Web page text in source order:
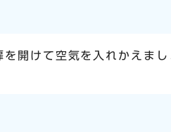
開けて空気を入れかえま